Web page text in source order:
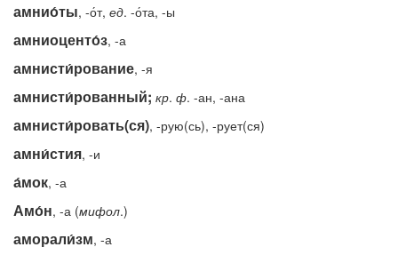
амнио́ты, -о́т, ед. -о́та, -ы
амниоценто́з, -а
амнисти́рование, -я
амнисти́рованный; кр. ф. -ан, -ана
амнисти́ровать(ся), -рую(сь), -рует(ся)
амни́стия, -и
а́мок, -а
Амо́н, -а (мифол.)
аморали́зм, -а